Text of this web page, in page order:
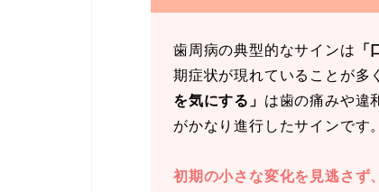
歯周病の典型的なサインは
期症状が現れていることが多
を気にする」 は歯の痛みや違
がかなり進行したサインです
初期の小さな変化を見逃さず